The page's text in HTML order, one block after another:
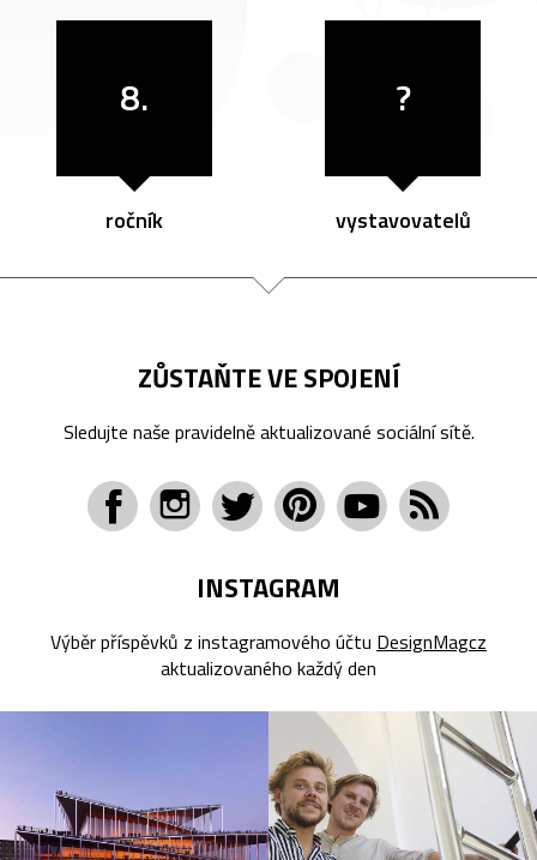
8.
ročník
?
vystavovatelů
ZŮSTAŇTE VE SPOJENÍ
Sledujte naše pravidelně aktualizované sociální sítě.
INSTAGRAM
Výběr příspěvků z instagramového účtu DesignMagcz
aktualizovaného každý den